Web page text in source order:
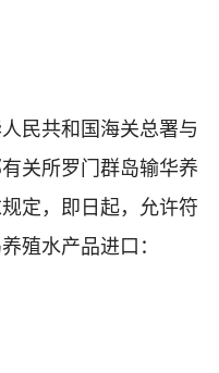
民共和国海关总署与
关所罗门群岛输华养
定，即日起，允许符
殖水产品进口：